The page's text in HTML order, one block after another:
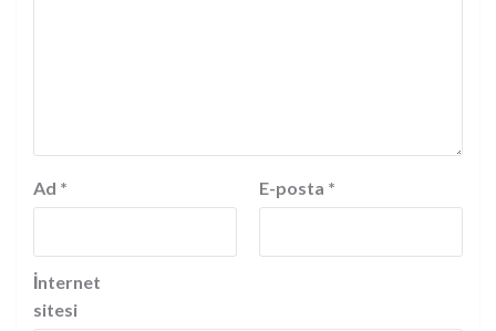
Ad * E-posta *
İnternet
sitesi